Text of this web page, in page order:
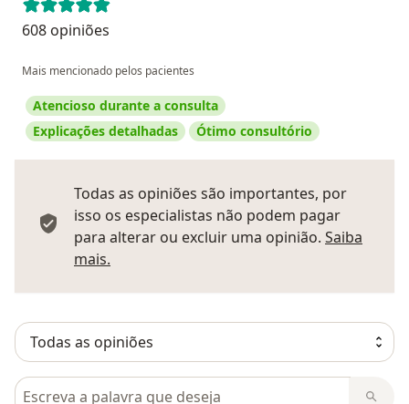
608 opiniões
Mais mencionado pelos pacientes
Atencioso durante a consulta
Explicações detalhadas
Ótimo consultório
Todas as opiniões são importantes, por
isso os especialistas não podem pagar
para alterar ou excluir uma opinião. Saiba
mais.
Pesquisar em opiniões